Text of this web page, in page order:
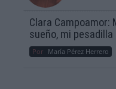
Clara Campoamor:
sueño, mi pesadilla
Por María Pérez Herrero